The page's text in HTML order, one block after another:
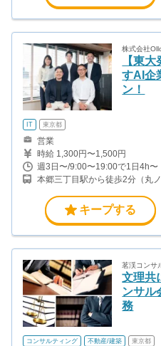
株式会社
【東
すAI企
ン！
IT 東京都
営業
時給 1,300円〜1,500円
週3日〜/9:00〜19:00で1日4h〜
本郷三丁目駅から徒歩2分（丸
キープする
茗渓コンサ
文理共
ンサル
務
コンサルティング 不動産/建築 東京都